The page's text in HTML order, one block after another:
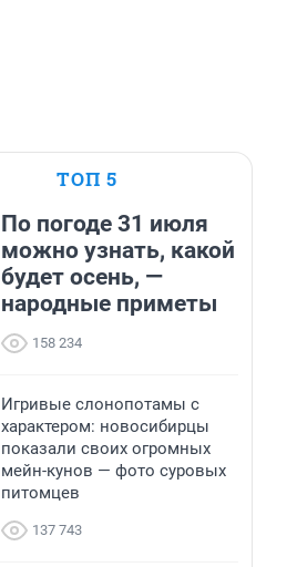
ТОП 5
По погоде 31 июля
можно узнать, какой
будет осень, —
народные приметы
158 234
Игривые слонопотамы с
характером: новосибирцы
показали своих огромных
мейн-кунов — фото суровых
питомцев
137 743